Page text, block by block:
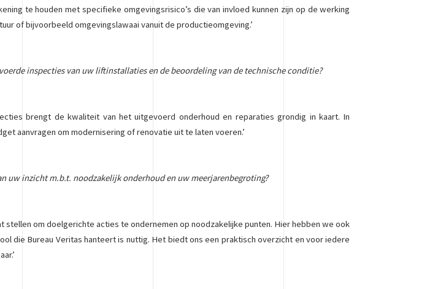
te houden met specifieke omgevingsrisico’s die van invloed kunnen zijn op de werking
of bijvoorbeeld omgevingslawaai vanuit de productieomgeving.’
inspecties van uw liftinstallaties en de beoordeling van de technische conditie?
brengt de kwaliteit van het uitgevoerd onderhoud en reparaties grondig in kaart. In
aanvragen om modernisering of renovatie uit te laten voeren.’
uw inzicht m.b.t. noodzakelijk onderhoud en uw meerjarenbegroting?
stellen om doelgerichte acties te ondernemen op noodzakelijke punten. Hier hebben we ook
die Bureau Veritas hanteert is nuttig. Het biedt ons een praktisch overzicht en voor iedere